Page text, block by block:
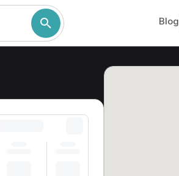
Blog